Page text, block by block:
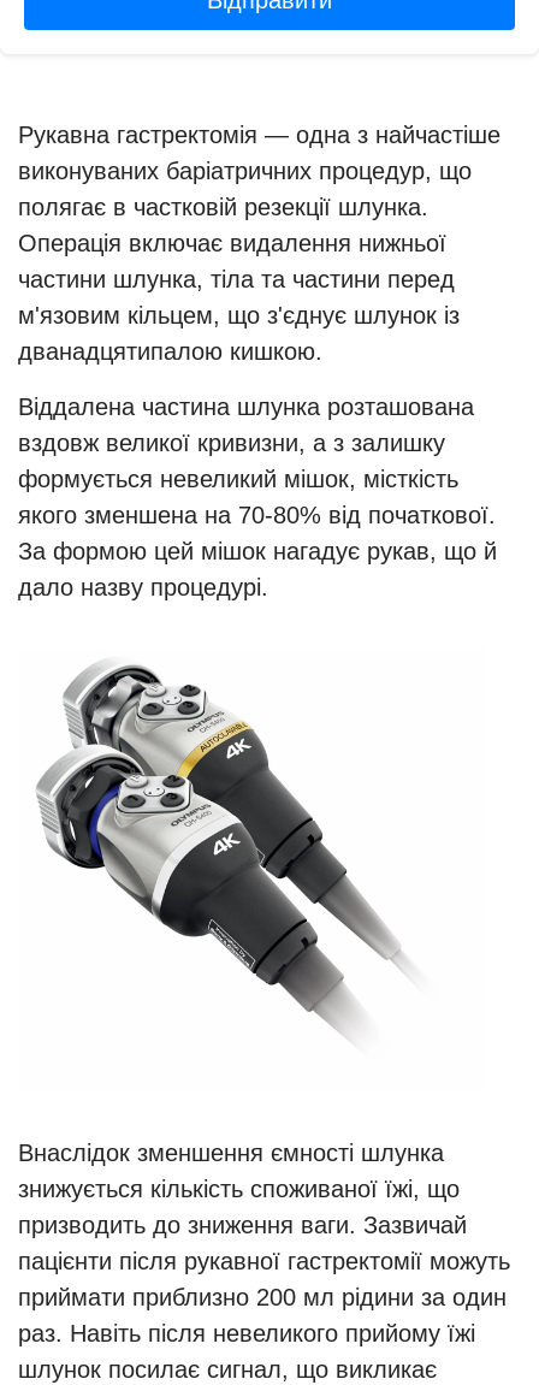
Рукавна гастректомія — одна з найчастіше
виконуваних баріатричних процедур, що
полягає в частковій резекції шлунка.
Операція включає видалення нижньої
частини шлунка, тіла та частини перед
м'язовим кільцем, що з'єднує шлунок із
дванадцятипалою кишкою.
Віддалена частина шлунка розташована
вздовж великої кривизни, а з залишку
формується невеликий мішок, місткість
якого зменшена на 70-80% від початкової.
За формою цей мішок нагадує рукав, що й
дало назву процедурі.
Внаслідок зменшення ємності шлунка
знижується кількість споживаної їжі, що
призводить до зниження ваги. Зазвичай
пацієнти після рукавної гастректомії можуть
приймати приблизно 200 мл рідини за один
раз. Навіть після невеликого прийому їжі
шлунок посилає сигнал, що викликає